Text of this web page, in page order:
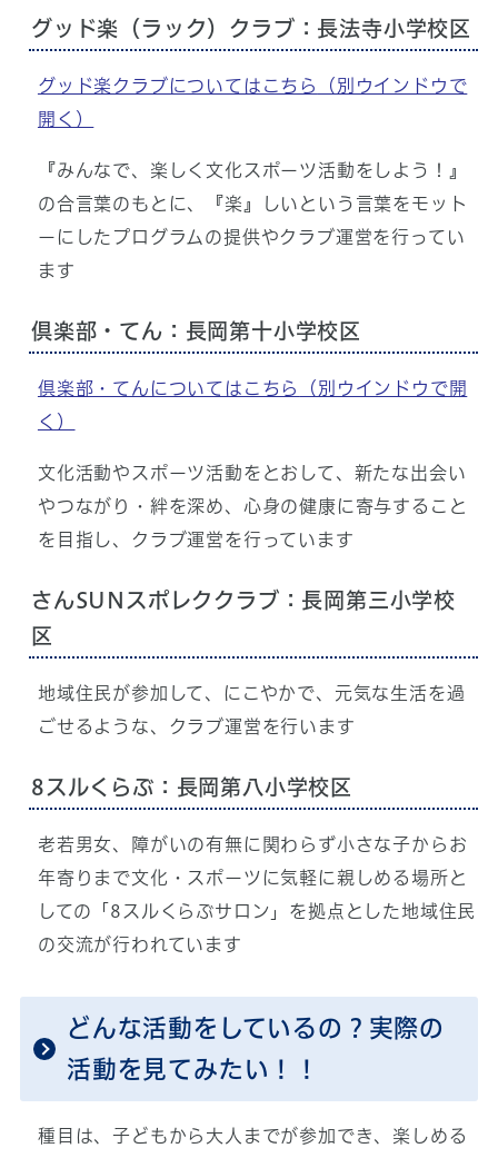
グッド楽（ラック）クラブ：長法寺小学校区
グッド楽クラブについてはこちら
（別ウインドウで
開く）
『みんなで、楽しく文化スポーツ活動をしよう！』
の合言葉のもとに、『楽』しいという言葉をモット
ーにしたプログラムの提供やクラブ運営を行ってい
ます
倶楽部・てん：長岡第十小学校区
倶楽部・てんについてはこちら
（別ウインドウで開
く）
文化活動やスポーツ活動をとおして、新たな出会い
やつながり・絆を深め、心身の健康に寄与すること
を目指し、クラブ運営を行っています
さんSUNスポレククラブ：長岡第三小学校
区
地域住民が参加して、にこやかで、元気な生活を過
ごせるような、クラブ運営を行います
8スルくらぶ：長岡第八小学校区
老若男女、障がいの有無に関わらず小さな子からお
年寄りまで文化・スポーツに気軽に親しめる場所と
しての「8スルくらぶサロン」を拠点とした地域住民
の交流が行われています
どんな活動をしているの？実際の
活動を見てみたい！！
種目は、子どもから大人までが参加でき、楽しめる